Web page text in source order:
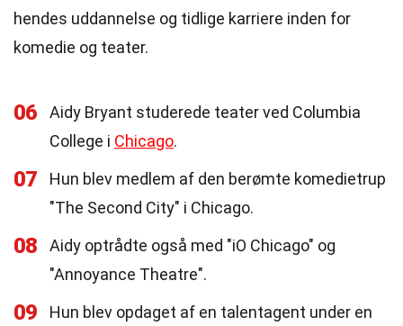
hendes uddannelse og tidlige karriere inden for
komedie og teater.
06
Aidy Bryant studerede teater ved Columbia
College i Chicago.
07
Hun blev medlem af den berømte komedietrup
"The Second City" i Chicago.
08
Aidy optrådte også med "iO Chicago" og
"Annoyance Theatre".
09
Hun blev opdaget af en talentagent under en